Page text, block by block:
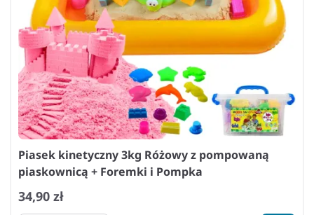
Piasek kinetyczny 3kg Różowy z pompowaną
piaskownicą + Foremki i Pompka
34,90 zł